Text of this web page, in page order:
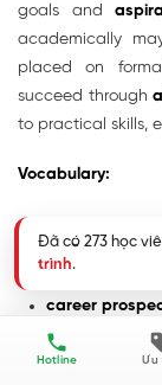
goals and
academically
placed on
succeed through
to practical skills,
Vocabulary:
educational
career
aspirations
Hotline Ưu
Đã có 273 học
trình.